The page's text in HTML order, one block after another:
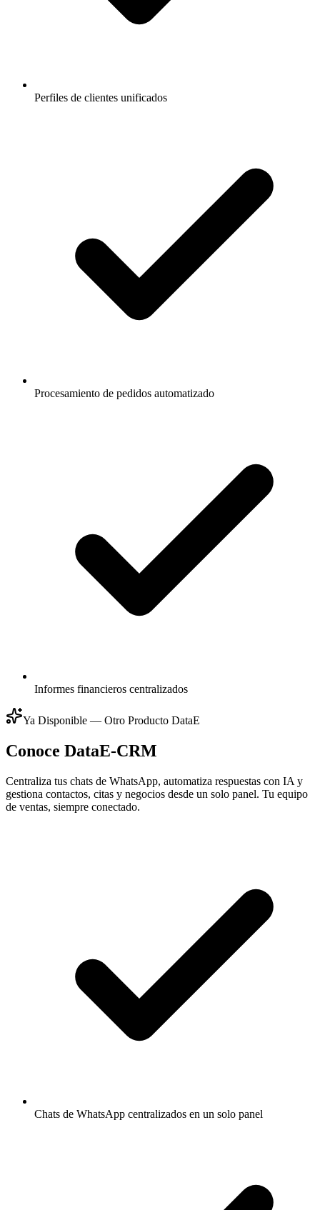
Perfiles de clientes unificados
Procesamiento de pedidos automatizado
Informes financieros centralizados
Ya Disponible — Otro Producto DataE
Conoce DataE-CRM
Centraliza tus chats de WhatsApp, automatiza respuestas con IA y
gestiona contactos, citas y negocios desde un solo panel. Tu equipo
de ventas, siempre conectado.
Chats de WhatsApp centralizados en un solo panel